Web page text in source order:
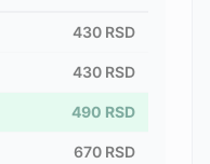
430 RSD
430 RSD
490 RSD
670 RSD